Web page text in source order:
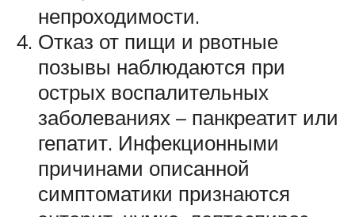
непроходимости.
Отказ от пищи и рвотные
позывы наблюдаются при
острых воспалительных
заболеваниях – панкреатит или
гепатит. Инфекционными
причинами описанной
симптоматики признаются